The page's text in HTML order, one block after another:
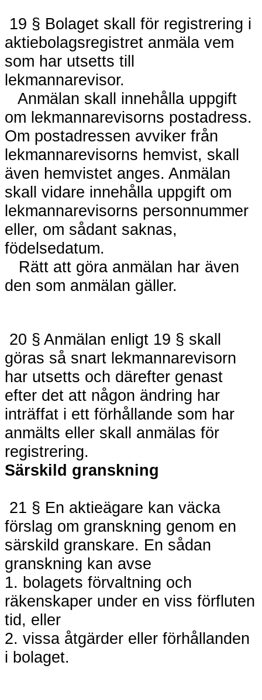
19 § Bolaget skall för registrering i
aktiebolagsregistret anmäla vem
som har utsetts till
lekmannarevisor.
Anmälan skall innehålla uppgift
om lekmannarevisorns postadress.
Om postadressen avviker från
lekmannarevisorns hemvist, skall
även hemvistet anges. Anmälan
skall vidare innehålla uppgift om
lekmannarevisorns personnummer
eller, om sådant saknas,
födelsedatum.
Rätt att göra anmälan har även
den som anmälan gäller.
20 § Anmälan enligt 19 § skall
göras så snart lekmannarevisorn
har utsetts och därefter genast
efter det att någon ändring har
inträffat i ett förhållande som har
anmälts eller skall anmälas för
registrering.
Särskild granskning
21 § En aktieägare kan väcka
förslag om granskning genom en
särskild granskare. En sådan
granskning kan avse
1. bolagets förvaltning och
räkenskaper under en viss förfluten
tid, eller
2. vissa åtgärder eller förhållanden
i bolaget.